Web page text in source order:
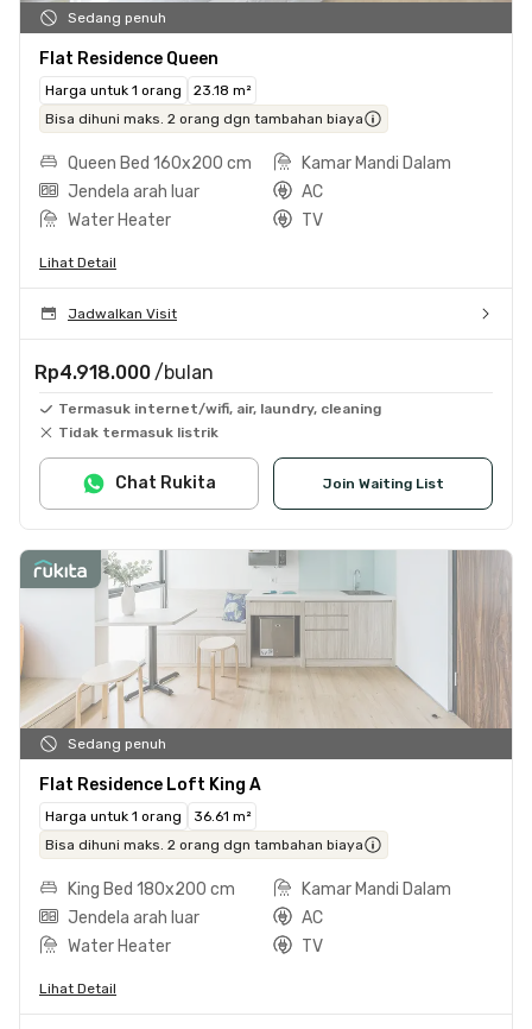
Sedang penuh
Flat Residence Queen
Harga untuk 1 orang
23.18 m²
Bisa dihuni maks. 2 orang dgn tambahan biaya
Queen Bed 160x200 cm
Kamar Mandi Dalam
Jendela arah luar
AC
Water Heater
TV
Lihat Detail
Jadwalkan Visit
Rp4.918.000 /bulan
Termasuk internet/wifi, air, laundry, cleaning
Tidak termasuk listrik
Join Waiting List
Chat Rukita
Sedang penuh
Flat Residence Loft King A
Harga untuk 1 orang
36.61 m²
Bisa dihuni maks. 2 orang dgn tambahan biaya
King Bed 180x200 cm
Kamar Mandi Dalam
Jendela arah luar
AC
Water Heater
TV
Lihat Detail